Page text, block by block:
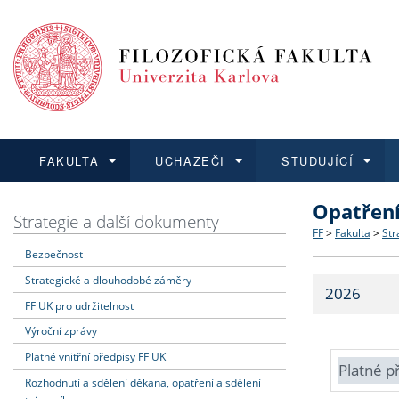
FAKULTA
Dozvědět se více
Struktura
Strategie
Fakultní
UCHAZEČI
Podat přihlášku
Co
Učitelské
STUDUJÍCÍ
Dozvědět se více
Dozvědět se více
O vědě a
Dozvědět se více
Aktuální
Strategie a další dokumenty
Bezpečnost
Strategické a dlouhodobé záměry
FF UK pro udržitelnost
Výroční zprávy
Platné vnitřní předpisy FF UK
Rozhodnutí a sdělení děkana, opatření a sdělení
FF > Fakulta >
2026
Platné